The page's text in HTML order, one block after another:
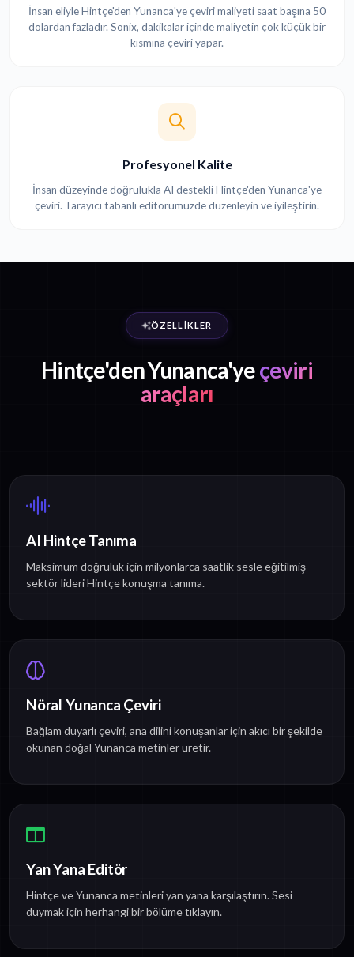
İnsan eliyle Hintçe'den Yunanca'ye çeviri maliyeti saat başına 50
dolardan fazladır. Sonix, dakikalar içinde maliyetin çok küçük bir
kısmına çeviri yapar.
Profesyonel Kalite
İnsan düzeyinde doğrulukla AI destekli Hintçe'den Yunanca'ye
çeviri. Tarayıcı tabanlı editörümüzde düzenleyin ve iyileştirin.
ÖZELLIKLER
Hintçe'den Yunanca'yeçeviri
araçları
AI Hintçe Tanıma
Maksimum doğruluk için milyonlarca saatlik sesle eğitilmiş
sektör lideri Hintçe konuşma tanıma.
Nöral Yunanca Çeviri
Bağlam duyarlı çeviri, ana dilini konuşanlar için akıcı bir şekilde
okunan doğal Yunanca metinler üretir.
Yan Yana Editör
Hintçe ve Yunanca metinleri yan yana karşılaştırın. Sesi
duymak için herhangi bir bölüme tıklayın.